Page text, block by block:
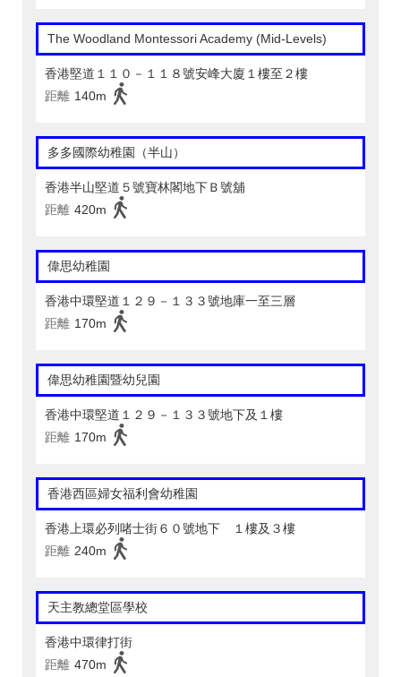
The Woodland Montessori Academy (Mid-Levels)
香港堅道１１０－１１８號安峰大廈１樓至２樓
距離 140m
多多國際幼稚園（半山）
香港半山堅道５號寶林閣地下Ｂ號舖
距離 420m
偉思幼稚園
香港中環堅道１２９－１３３號地庫一至三層
距離 170m
偉思幼稚園暨幼兒園
香港中環堅道１２９－１３３號地下及１樓
距離 170m
香港西區婦女福利會幼稚園
香港上環必列啫士街６０號地下 １樓及３樓
距離 240m
天主教總堂區學校
香港中環律打街
距離 470m